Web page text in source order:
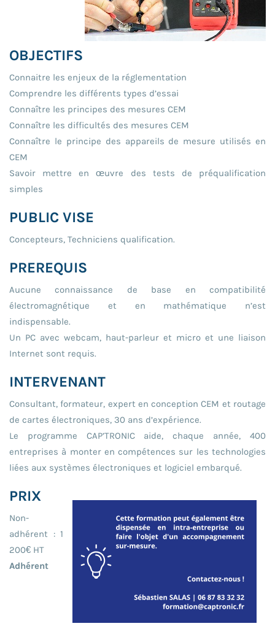
OBJECTIFS
Connaitre les enjeux de la réglementation
Comprendre les différents types d’essai
Connaître les principes des mesures CEM
Connaître les difficultés des mesures CEM
Connaître le principe des appareils de mesure utilisés en
CEM
Savoir mettre en œuvre des tests de préqualification
simples
PUBLIC VISE
Concepteurs, Techniciens qualification.
PREREQUIS
Aucune connaissance de base en compatibilité
électromagnétique et en mathématique n’est
indispensable.
Un PC avec webcam, haut-parleur et micro et une liaison
Internet sont requis.
INTERVENANT
Consultant, formateur, expert en conception CEM et routage
de cartes électroniques, 30 ans d’expérience.
Le programme CAP’TRONIC aide, chaque année, 400
entreprises à monter en compétences sur les technologies
liées aux systèmes électroniques et logiciel embarqué.
PRIX
Non-
adhérent : 1
200€ HT
Adhérent